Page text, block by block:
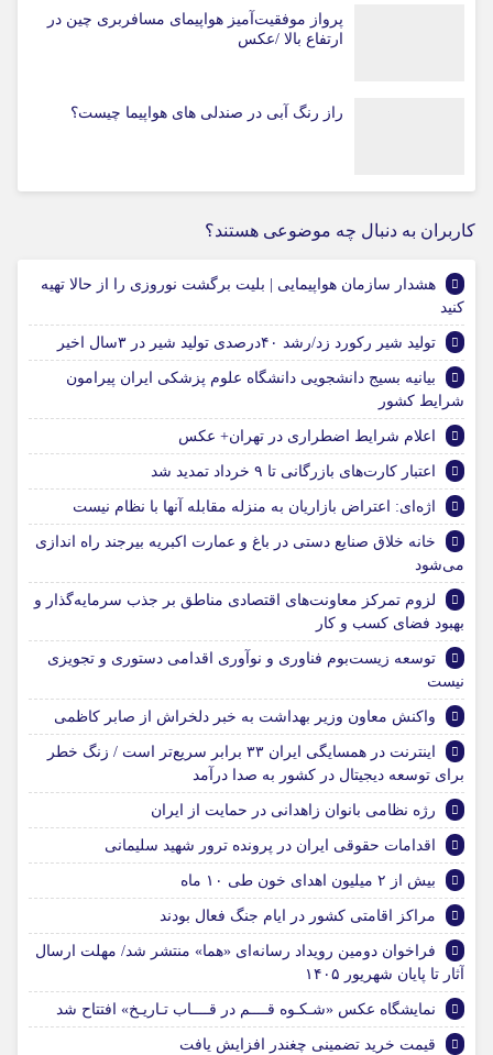
پرواز موفقیت‌آمیز هواپیمای مسافربری چین در
ارتفاع بالا /عکس
راز رنگ آبی در صندلی های هواپیما چیست؟
کاربران به دنبال چه موضوعی هستند؟
هشدار سازمان هواپیمایی | بلیت برگشت نوروزی را از حالا تهیه
کنید
تولید شیر رکورد زد/رشد ۴۰درصدی تولید شیر در ۳سال اخیر
بیانیه بسیج دانشجویی دانشگاه علوم پزشکی ایران پیرامون
شرایط کشور
اعلام شرایط اضطراری در تهران+ عکس
اعتبار کارت‌های بازرگانی تا ۹ خرداد تمدید شد
اژه‌ای: اعتراض بازاریان به منزله مقابله آنها با نظام نیست
خانه خلاق صنایع دستی در باغ و عمارت اکبریه بیرجند راه اندازی
می‌شود
لزوم تمرکز معاونت‌های اقتصادی مناطق بر جذب سرمایه‌گذار و
بهبود فضای کسب و کار
توسعه زیست‌بوم فناوری و نوآوری اقدامی دستوری و تجویزی
نیست
واکنش معاون وزیر بهداشت به خبر دلخراش از صابر کاظمی
اینترنت در همسایگی ایران ۳۳ برابر سریع‌تر است / زنگ خطر
برای توسعه دیجیتال در کشور به صدا درآمد
رژه نظامی بانوان زاهدانی در حمایت از ایران
اقدامات حقوقی ایران در پرونده ترور شهید سلیمانی
بیش از ۲ میلیون اهدای خون طی ۱۰ ماه
مراکز اقامتی کشور در ایام جنگ فعال بودند
فراخوان دومین رویداد رسانه‌ای «هما» منتشر شد/ مهلت ارسال
آثار تا پایان شهریور ۱۴۰۵
نمایشگاه عکس «شـکـوه ‌قــــم ‌در ‌قــــاب ‌تـاریـخ» افتتاح شد
قیمت خرید تضمینی چغندر افزایش یافت